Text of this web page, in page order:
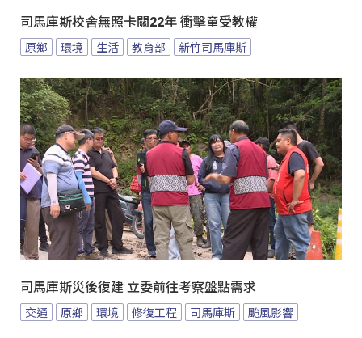
司馬庫斯校舍無照卡關22年 衝擊童受教權
原鄉 環境 生活 教育部 新竹司馬庫斯
司馬庫斯災後復建 立委前往考察盤點需求
交通 原鄉 環境 修復工程 司馬庫斯 颱風影響